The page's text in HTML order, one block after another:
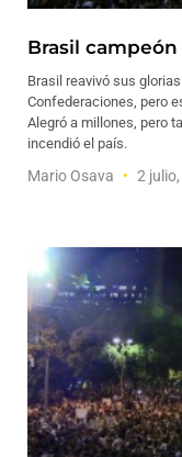
Brasil
Brasil reavivó sus
Confederaciones, pero
Alegró a millones, pero
incendió el país.
Mario Osava 2